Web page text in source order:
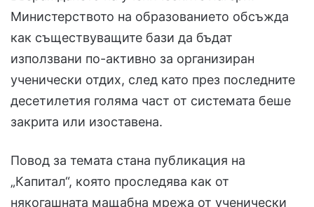
Министерството на образованието обсъжда
как съществуващите бази да бъдат
използвани по-активно за организиран
ученически отдих, след като през последните
десетилетия голяма част от системата беше
закрита или изоставена.
Повод за темата стана публикация на
„Капитал“, която проследява как от
някогашната мащабна мрежа от ученически